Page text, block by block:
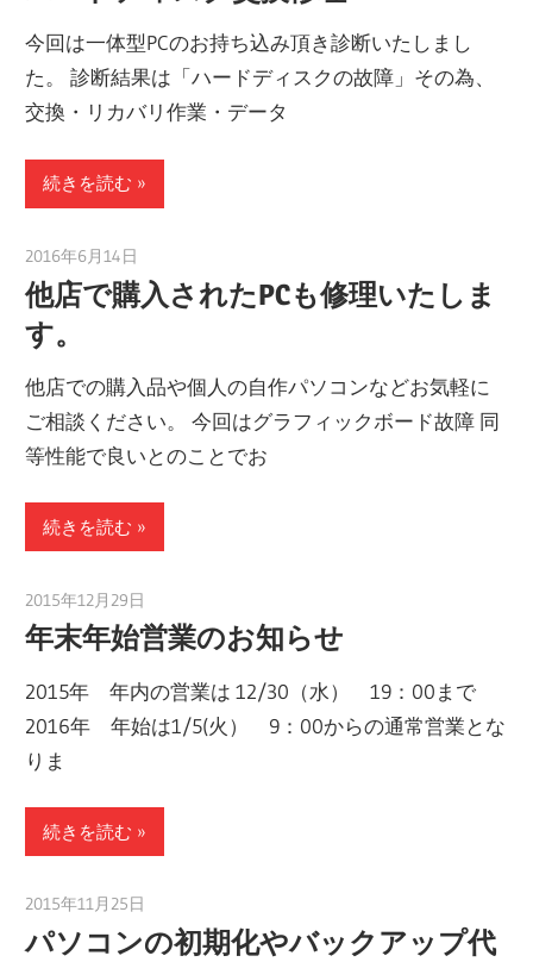
今回は一体型PCのお持ち込み頂き診断いたしまし
た。 診断結果は「ハードディスクの故障」その為、
交換・リカバリ作業・データ
続きを読む
2016年6月14日
他店で購入されたPCも修理いたしま
す。
他店での購入品や個人の自作パソコンなどお気軽に
ご相談ください。 今回はグラフィックボード故障 同
等性能で良いとのことでお
続きを読む
2015年12月29日
年末年始営業のお知らせ
2015年 年内の営業は 12/30（水） 19：00まで
2016年 年始は1/5(火） 9：00からの通常営業とな
りま
続きを読む
2015年11月25日
パソコンの初期化やバックアップ代